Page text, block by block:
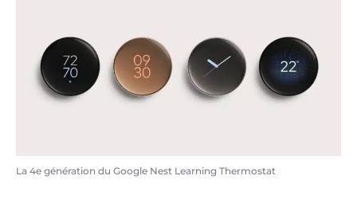
La 4e génération du Google Nest Learning Thermostat